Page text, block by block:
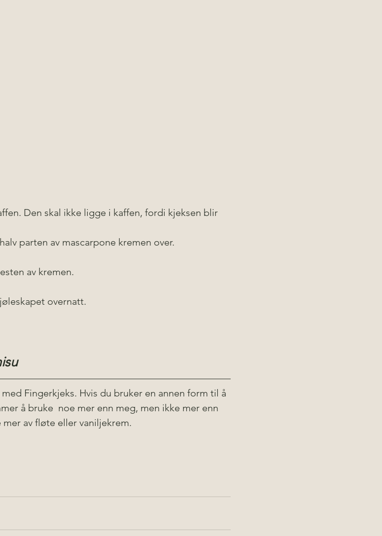
Den skal ikke ligge i kaffen, fordi kjeksen blir
parten av mascarpone kremen over.
av kremen.
overnatt.
Fingerkjeks. Hvis du bruker en annen form til å
å bruke  noe mer enn meg, men ikke mer enn
av fløte eller vaniljekrem.